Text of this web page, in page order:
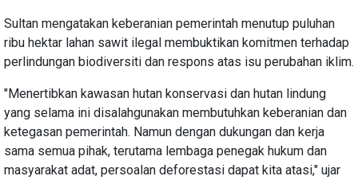
Sultan mengatakan keberanian pemerintah menutup puluhan
ribu hektar lahan sawit ilegal membuktikan komitmen terhadap
perlindungan biodiversiti dan respons atas isu perubahan iklim.
"Menertibkan kawasan hutan konservasi dan hutan lindung
yang selama ini disalahgunakan membutuhkan keberanian dan
ketegasan pemerintah. Namun dengan dukungan dan kerja
sama semua pihak, terutama lembaga penegak hukum dan
masyarakat adat, persoalan deforestasi dapat kita atasi," ujar